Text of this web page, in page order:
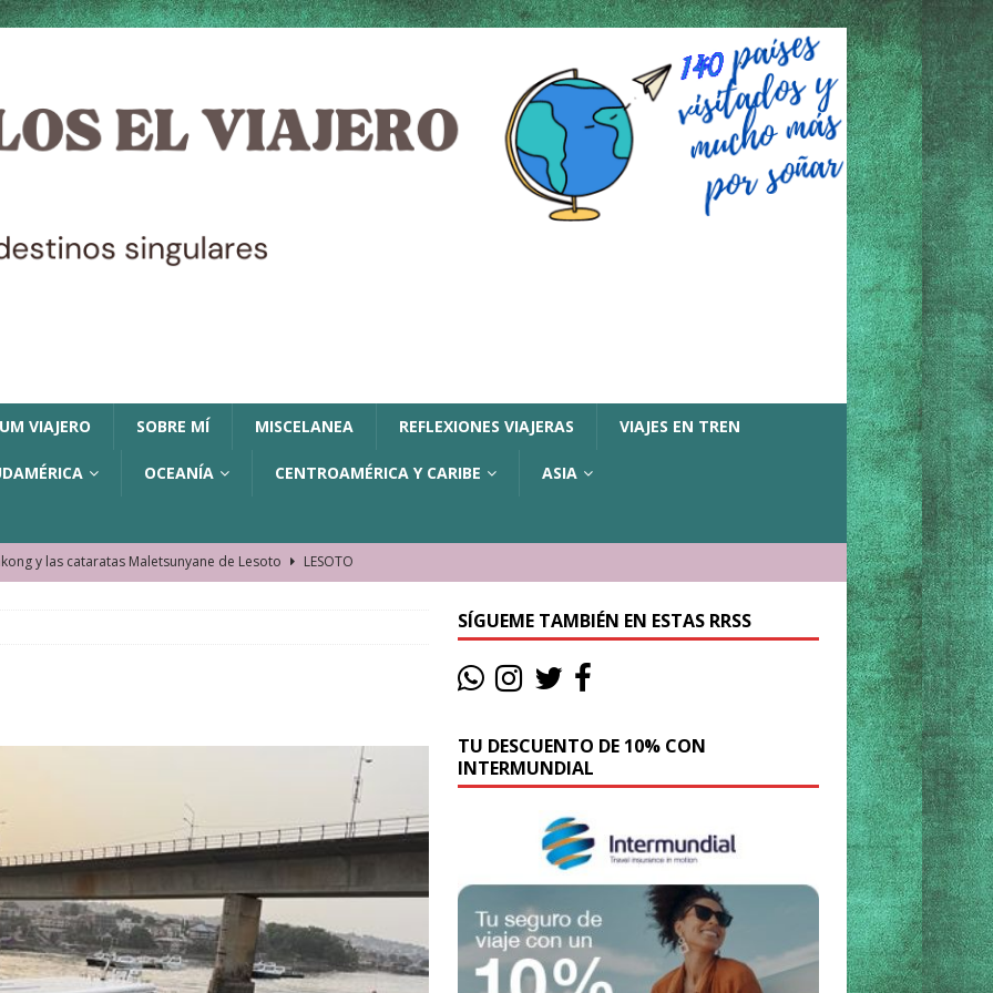
VIAJERO SOBRE MÍ MISCELANEA REFLEXIONES VIAJERAS VIAJES EN TREN
OCEANÍA CENTROAMÉRICA Y CARIBE ASIA
y las cataratas Maletsunyane de Lesoto
LESOTO
La historia de la misteriosa avioneta de la playa
JAMAICA
SEYCHELLES
Manama. La capital de Baréin
El barrio más castizo de Malabo GUINEA ECUATORIAL
SÍGUEME TAMBIÉN EN ESTAS RRSS
TU DESCUENTO DE 10% CON
INTERMUNDIAL